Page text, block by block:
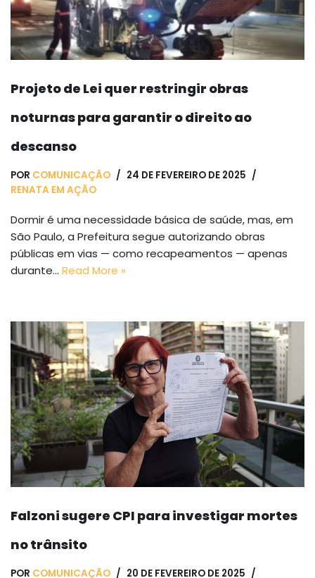
Projeto de Lei quer restringir obras
noturnas para garantir o direito ao
descanso
POR COMUNICAÇÃO
24 DE FEVEREIRO DE 2025
RENATA EM AÇÃO
Dormir é uma necessidade básica de saúde, mas, em
São Paulo, a Prefeitura segue autorizando obras
públicas em vias — como recapeamentos — apenas
durante… Read More »
Falzoni sugere CPI para investigar mortes
no trânsito
POR COMUNICAÇÃO
20 DE FEVEREIRO DE 2025